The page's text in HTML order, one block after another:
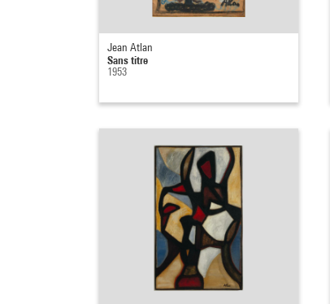
Jean Atlan
Sans titre
1953